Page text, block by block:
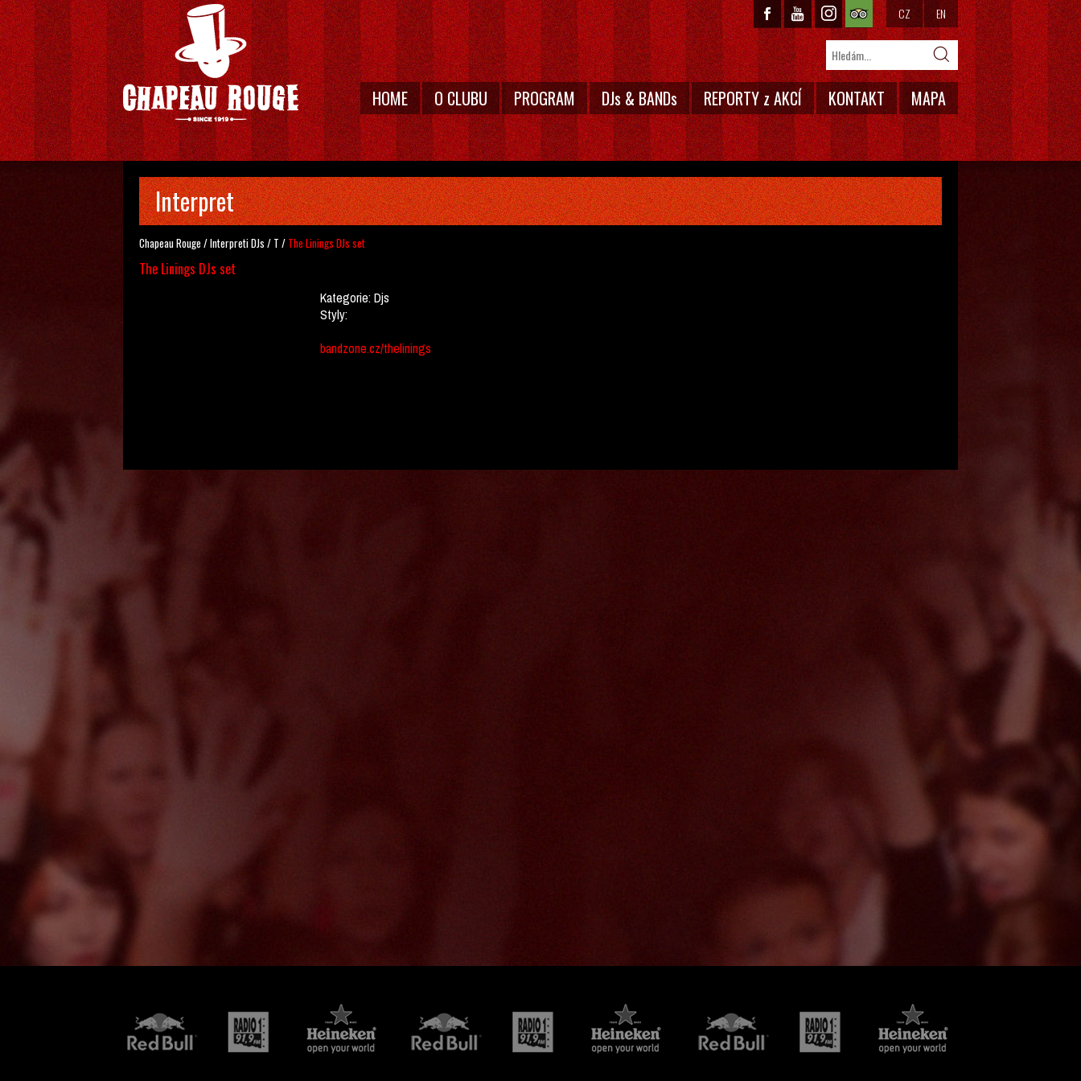
HOME O CLUBU PROGRAM DJs & BANDs REPORTY z AKCÍ KONTAKT MAPA
CZ EN
Interpret
Chapeau Rouge /InterpretiDJs / T / The Linings DJs set
The Linings DJs set
Kategorie:Djs
Styly:
bandzone.cz/thelinings